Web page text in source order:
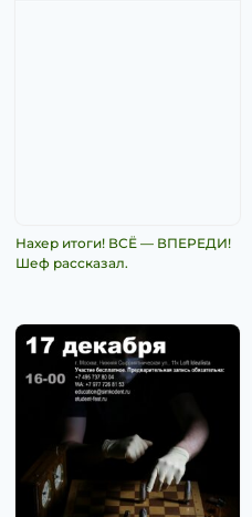
Нахер итоги! ВСЁ — ВПЕРЕДИ!
Шеф рассказал.